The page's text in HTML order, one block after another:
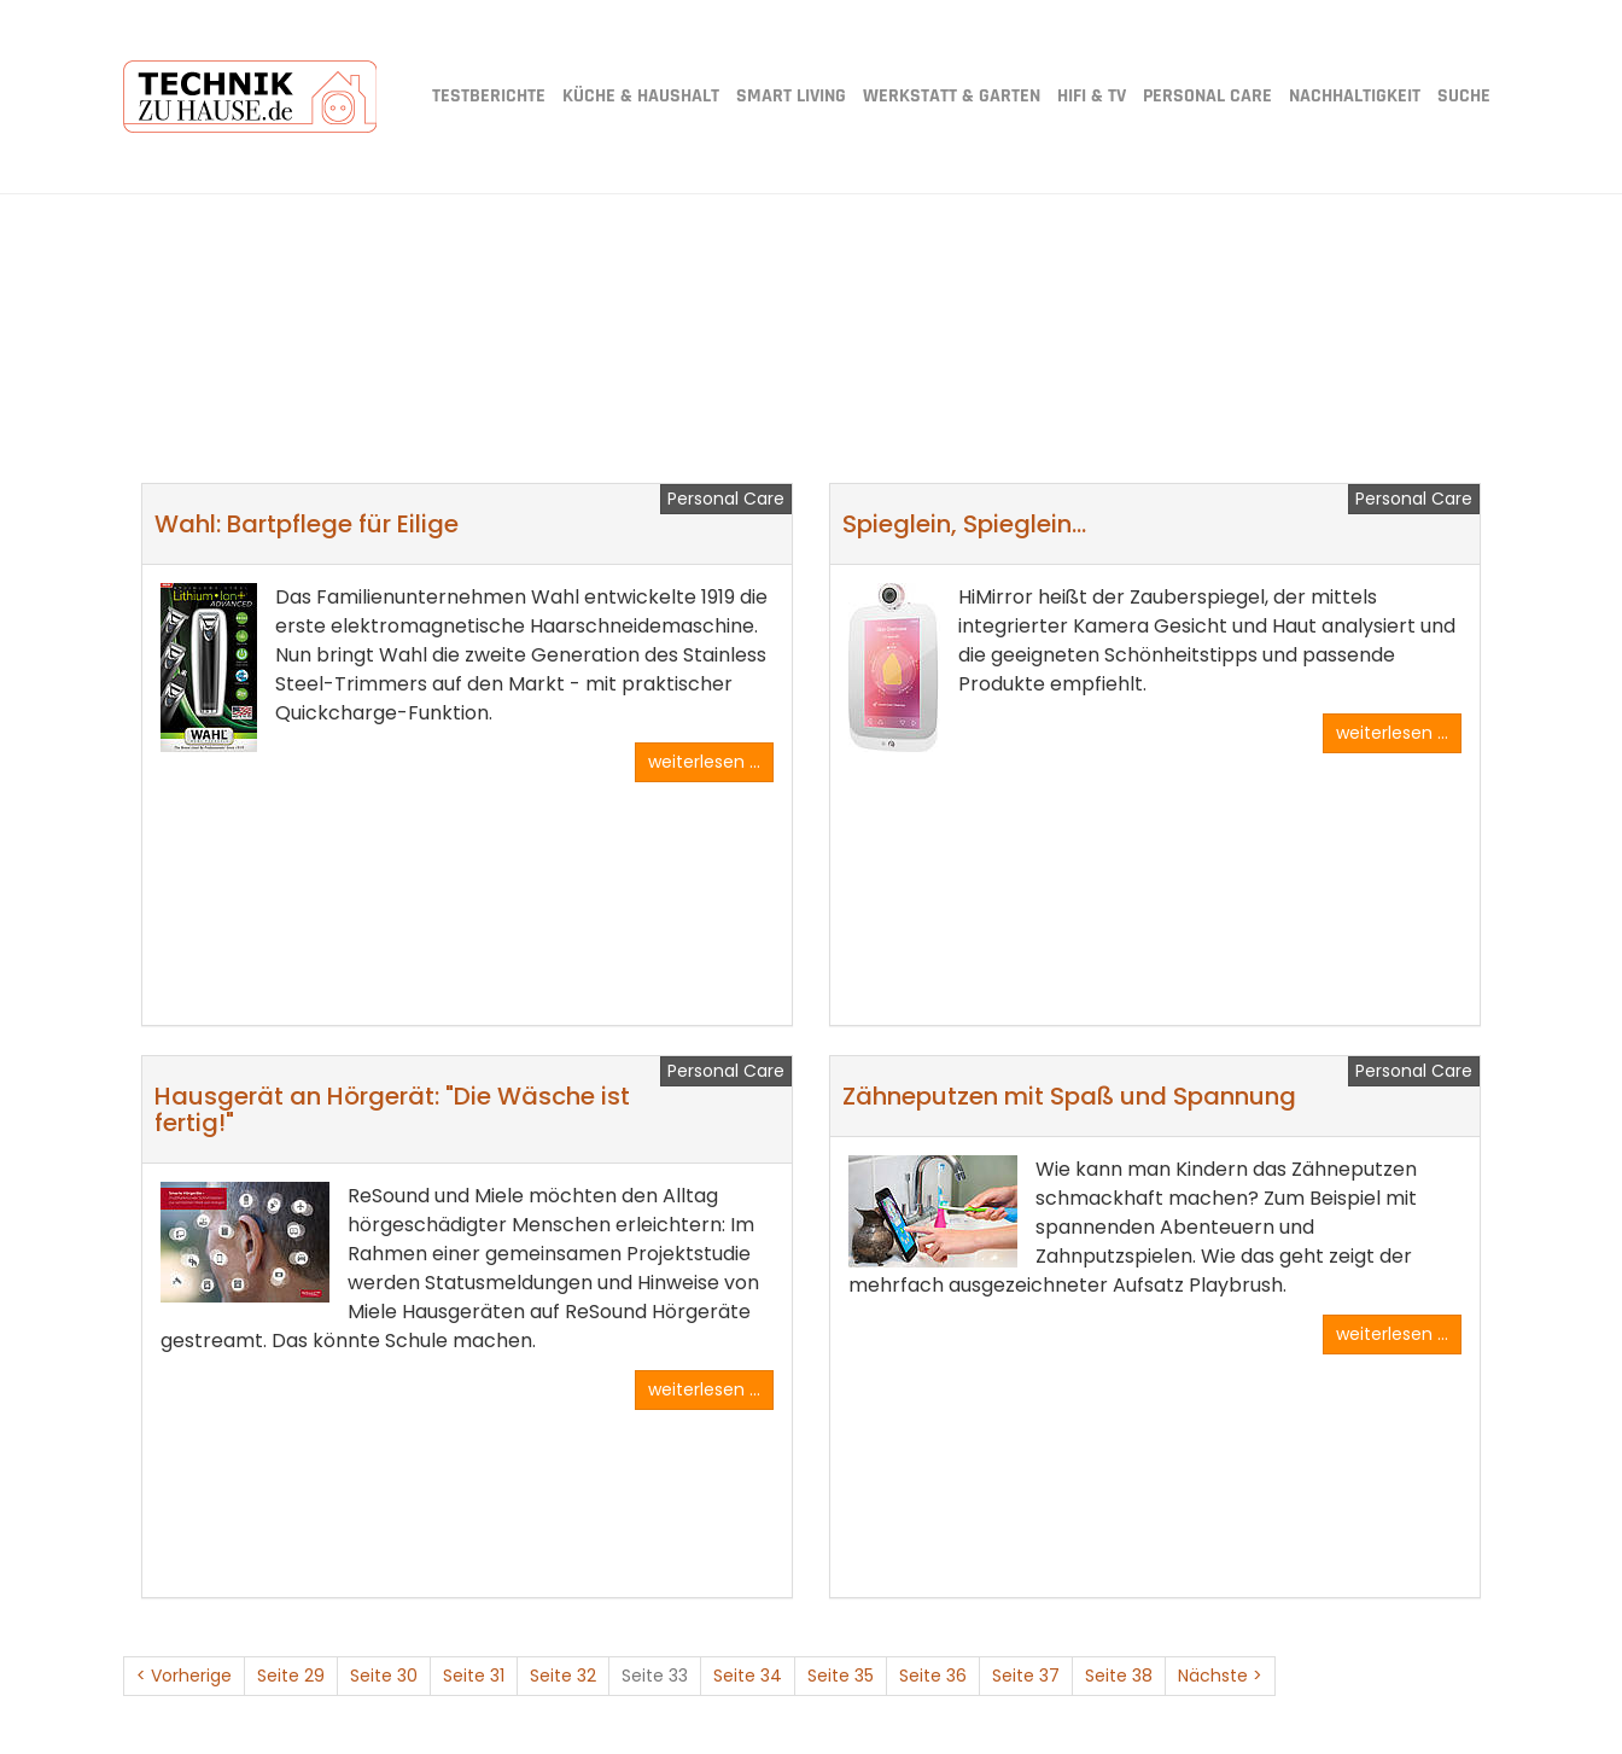
TESTBERICHTE KÜCHE & HAUSHALT SMART LIVING WERKSTATT & GARTEN HIFI & TV PERSONAL CARE NACHHALTIGKEIT SUCHE
Personal Care
Wahl: Bartpflege für Eilige
Das Familienunternehmen Wahl entwickelte 1919 die
erste elektromagnetische Haarschneidemaschine.
Nun bringt Wahl die zweite Generation des Stainless
Steel-Trimmers auf den Markt - mit praktischer
Quickcharge-Funktion.
weiterlesen ...
Personal Care
Spieglein, Spieglein...
HiMirror heißt der Zauberspiegel, der mittels
integrierter Kamera Gesicht und Haut analysiert und
die geeigneten Schönheitstipps und passende
Produkte empfiehlt.
weiterlesen ...
Personal Care
Hausgerät an Hörgerät: "Die Wäsche ist
fertig!"
ReSound und Miele möchten den Alltag
hörgeschädigter Menschen erleichtern: Im
Rahmen einer gemeinsamen Projektstudie
werden Statusmeldungen und Hinweise von
Miele Hausgeräten auf ReSound Hörgeräte
gestreamt. Das könnte Schule machen.
weiterlesen ...
Personal Care
Zähneputzen mit Spaß und Spannung
Wie kann man Kindern das Zähneputzen
schmackhaft machen? Zum Beispiel mit
spannenden Abenteuern und
Zahnputzspielen. Wie das geht zeigt der
mehrfach ausgezeichneter Aufsatz Playbrush.
weiterlesen ...
< Vorherige Seite 29 Seite 30 Seite 31 Seite 32 Seite 33 Seite 34 Seite 35 Seite 36 Seite 37 Seite 38 Nächste >